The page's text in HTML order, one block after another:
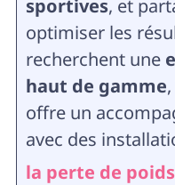
sportives, et
optimiser les
recherchent une
haut de gamme,
offre un
avec des
la perte de